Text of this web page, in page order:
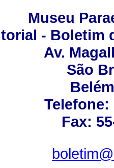
Museu
- Boletim
Av.
São
Telefone:
Fax: